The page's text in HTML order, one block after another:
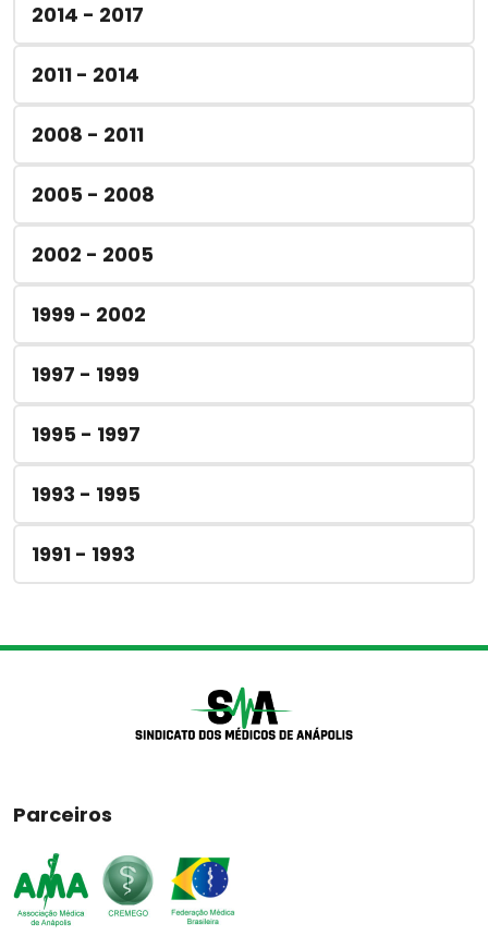
2014 - 2017
2011 - 2014
2008 - 2011
2005 - 2008
2002 - 2005
1999 - 2002
1997 - 1999
1995 - 1997
1993 - 1995
1991 - 1993
Parceiros